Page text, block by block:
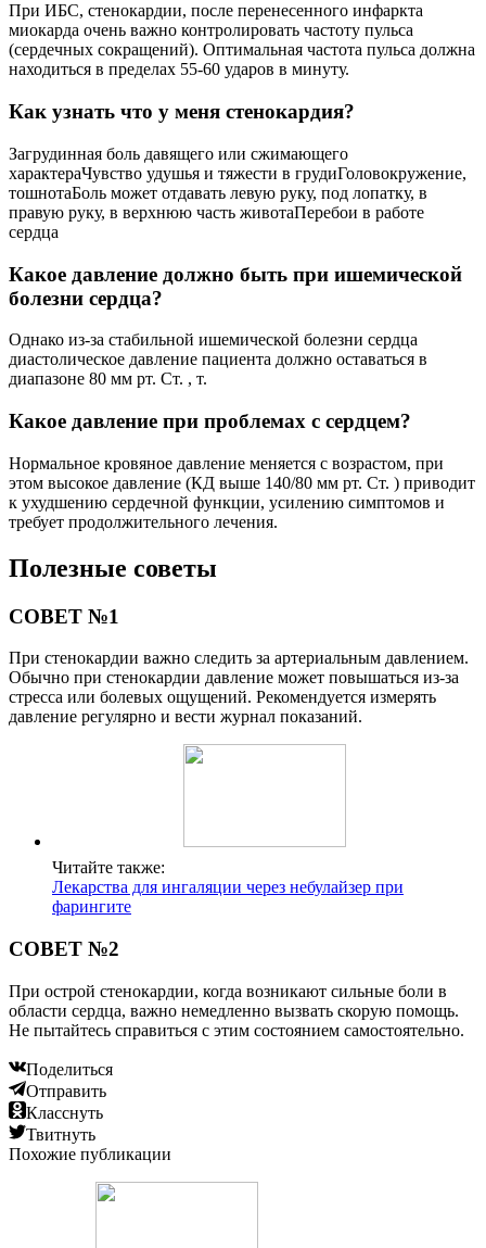
При ИБС, стенокардии, после перенесенного инфаркта
миокарда очень важно контролировать частоту пульса
(сердечных сокращений). Оптимальная частота пульса должна
находиться в пределах 55-60 ударов в минуту.
Как узнать что у меня стенокардия?
Загрудинная боль давящего или сжимающего
характераЧувство удушья и тяжести в грудиГоловокружение,
тошнотаБоль может отдавать левую руку, под лопатку, в
правую руку, в верхнюю часть животаПеребои в работе
сердца
Какое давление должно быть при ишемической
болезни сердца?
Однако из-за стабильной ишемической болезни сердца
диастолическое давление пациента должно оставаться в
диапазоне 80 мм рт. Ст. , т.
Какое давление при проблемах с сердцем?
Нормальное кровяное давление меняется с возрастом, при
этом высокое давление (КД выше 140/80 мм рт. Ст. ) приводит
к ухудшению сердечной функции, усилению симптомов и
требует продолжительного лечения.
Полезные советы
СОВЕТ №1
При стенокардии важно следить за артериальным давлением.
Обычно при стенокардии давление может повышаться из-за
стресса или болевых ощущений. Рекомендуется измерять
давление регулярно и вести журнал показаний.
Читайте также:
Лекарства для ингаляции через небулайзер при
фарингите
СОВЕТ №2
При острой стенокардии, когда возникают сильные боли в
области сердца, важно немедленно вызвать скорую помощь.
Не пытайтесь справиться с этим состоянием самостоятельно.
Поделиться
Отправить
Класснуть
Твитнуть
Похожие публикации